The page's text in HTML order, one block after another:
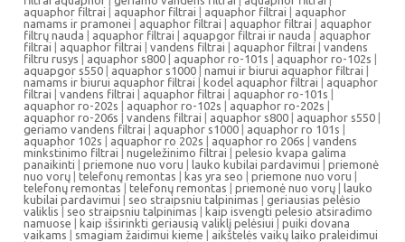
aquaphor filtrai | aquaphor filtrai | aquaphor filtrai | aquaphor
namams ir pramonei | aquaphor filtrai | aquaphor filtrai | aquaphor
filtrų nauda | aquaphor filtrai | aquapgor filtrai ir nauda | aquaphor
filtrai | aquaphor filtrai | vandens filtrai | aquaphor filtrai | vandens
filtru rusys | aquaphor s800 | aquaphor ro-101s | aquaphor ro-102s |
aquapgor s550 | aquaphor s1000 | namui ir biurui aquaphor filtrai |
namams ir biurui aquaphor filtrai | kodel aquaphor filtrai | aquaphor
filtrai | vandens filtrai | aquaphor filtrai | aquaphor ro-101s |
aquaphor ro-202s | aquaphor ro-102s | aquaphor ro-202s |
aquaphor ro-206s | vandens filtrai | aquaphor s800 | aquaphor s550 |
geriamo vandens filtrai | aquaphor s1000 | aquaphor ro 101s |
aquaphor 102s | aquaphor ro 202s | aquaphor ro 206s | vandens
minkstinimo filtrai | nugeležinimo filtrai | pelesio kvapa galima
panaikinti | priemone nuo voru | lauko kubilai pardavimui | priemonė
nuo vorų | telefonų remontas | kas yra seo | priemone nuo voru |
telefonų remontas| telefonų remontas | priemonė nuo vorų | lauko
kubilai pardavimui | seo straipsniu talpinimas | geriausias pelėsio
valiklis | seo straipsniu talpinimas | kaip isvengti pelesio atsiradimo
namuose | kaip išsirinkti geriausią valiklį pelėsiui | puiki dovana
vaikams | smagiam žaidimui kieme | aikštelės vaikų laiko praleidimui